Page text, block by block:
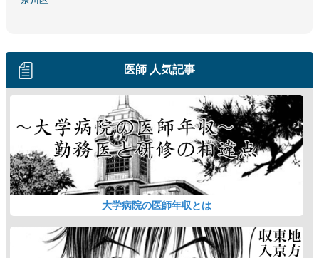
医師 人気記事
大学病院の医師年収とは